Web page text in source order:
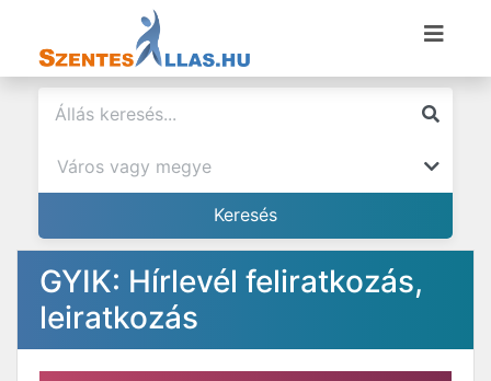
GYIK: Hírlevél feliratkozás,
leiratkozás